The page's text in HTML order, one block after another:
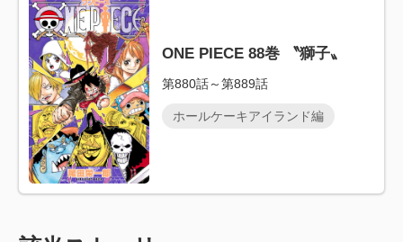
ONE PIECE 88巻 〝獅子〟
第880話～第889話
ホールケーキアイランド編